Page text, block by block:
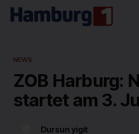
NEWS
ZOB Harburg:
startet am 3.
Dursun yigit